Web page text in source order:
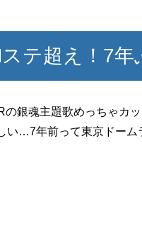
テ超え！7年
の銀魂主題歌めっちゃカ
い…7年前って東京ドーム